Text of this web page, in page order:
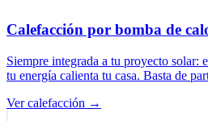
Calefacción por bomba de
Siempre integrada a tu proyecto solar:
tu energía calienta tu casa. Basta de
Ver calefacción →